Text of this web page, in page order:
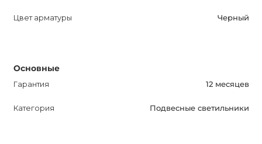
Цвет арматуры Черный
Основные
Гарантия 12 месяцев
Категория Подвесные светильники